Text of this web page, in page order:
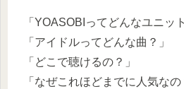
「YOASOBIってどんなユニッ
「アイドルってどんな曲？」
「どこで聴けるの？」
「なぜこれほどまでに人気なの